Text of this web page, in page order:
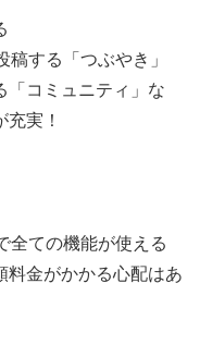
する「つぶやき」
「コミュニティ」な
実！
全ての機能が使える
料金がかかる心配はあ